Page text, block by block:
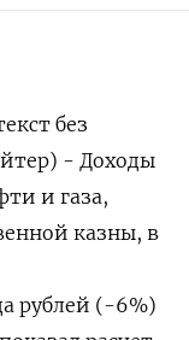
без
- Доходы
и газа,
казны, в
рублей (-6%)